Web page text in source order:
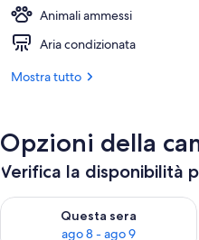
Animali ammessi
Aria condizionata
Mostra tutto
Opzioni della
Verifica la disponibilità
Questa sera
ago 8 - ago 9
Verifica la disponibilità per